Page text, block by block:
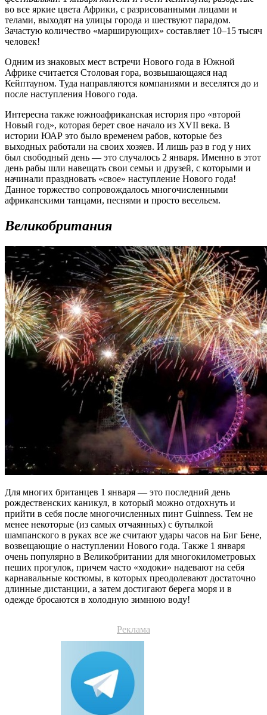
во все яркие цвета Африки, с разрисованными лицами и
телами, выходят на улицы города и шествуют парадом.
Зачастую количество «марширующих» составляет 10–15 тысяч
человек!
Одним из знаковых мест встречи Нового года в Южной
Африке считается Столовая гора, возвышающаяся над
Кейптауном. Туда направляются компаниями и веселятся до и
после наступления Нового года.
Интересна также южноафриканская история про «второй
Новый год», которая берет свое начало из XVII века. В
истории ЮАР это было временем рабов, которые без
выходных работали на своих хозяев. И лишь раз в год у них
был свободный день — это случалось 2 января. Именно в этот
день рабы шли навещать свои семьи и друзей, с которыми и
начинали праздновать «свое» наступление Нового года!
Данное торжество сопровождалось многочисленными
африканскими танцами, песнями и просто весельем.
Великобритания
Для многих британцев 1 января — это последний день
рождественских каникул, в который можно отдохнуть и
прийти в себя после многочисленных пинт Guinness. Тем не
менее некоторые (из самых отчаянных) с бутылкой
шампанского в руках все же считают удары часов на Биг Бене,
возвещающие о наступлении Нового года. Также 1 января
очень популярно в Великобритании для многокилометровых
пеших прогулок, причем часто «ходоки» надевают на себя
карнавальные костюмы, в которых преодолевают достаточно
длинные дистанции, а затем достигают берега моря и в
одежде бросаются в холодную зимнюю воду!
Реклама